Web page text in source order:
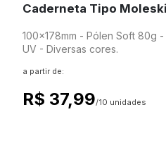
Caderneta Tipo
100x178mm - Pólen Soft 80g
UV - Diversas cores.
a partir de:
R$ 37,99/10 unidades